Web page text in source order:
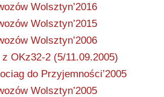
Wolsztyn’2016
Wolsztyn’2015
Wolsztyn’2006
OKz32-2 (5/11.09.2005)
do Przyjemności’2005
Wolsztyn’2005